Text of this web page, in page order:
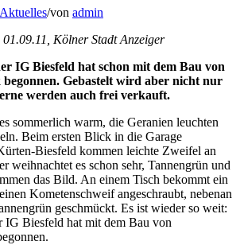
Aktuelles/von admin
Kölner Stadt Anzeiger
IG Biesfeld hat schon mit dem Bau von
begonnen. Gebastelt wird aber nicht nur
werden auch frei verkauft.
sommerlich warm, die Geranien leuchten
Beim ersten Blick in die Garage
Biesfeld kommen leichte Zweifel an
weihnachtet es schon sehr, Tannengrün und
das Bild. An einem Tisch bekommt ein
Kometenschweif angeschraubt, nebenan
geschmückt. Es ist wieder so weit:
IG Biesfeld hat mit dem Bau von